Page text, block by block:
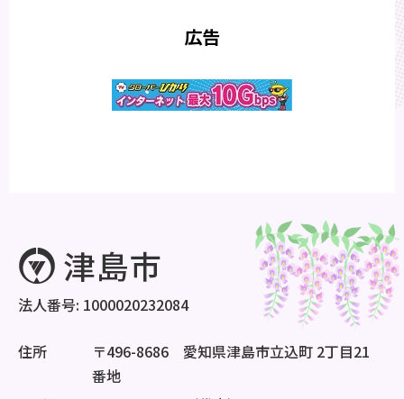
広告
法人番号: 1000020232084
住所
〒496-8686 愛知県津島市立込町 2丁目21
番地